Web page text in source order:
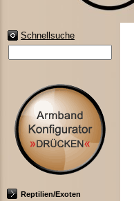
Schnellsuche
Reptilien/Exoten